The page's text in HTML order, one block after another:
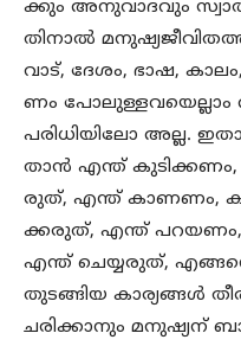
ക്കും അനുവാദവും
തിനാൽ
വാട്, ദേശം, ഭാഷ,
ണം പോലുള്ളവയെല്ലാം
പരിധിയിലോ അല്ല.
താൻ എന്ത് കുടിക്കണം,
രുത്, എന്ത് കാണണം,
ക്കരുത്, എന്ത്
എന്ത് ചെയ്യരുത്,
തുടങ്ങിയ കാര്യങ്ങൾ
ചരിക്കാനും മനുഷ്യന്